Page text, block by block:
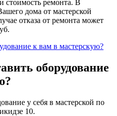
стоимость ремонта. В
дома от мастерской
отказа от ремонта может
к вам в мастерскую?
оборудование
у себя в мастерской по
10.